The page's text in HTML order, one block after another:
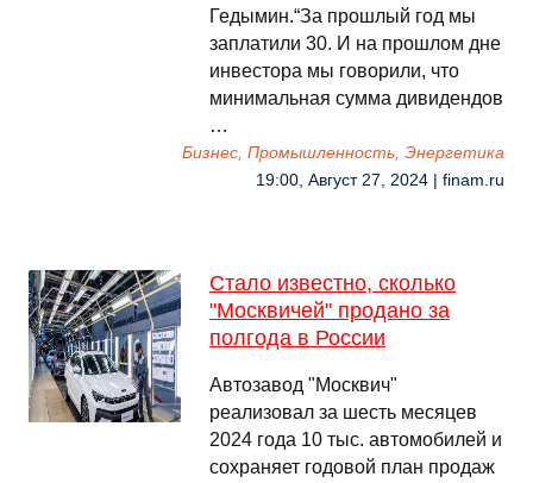
Гедымин.“За прошлый год мы
заплатили 30. И на прошлом дне
инвестора мы говорили, что
минимальная сумма дивидендов
…
Бизнес, Промышленность, Энергетика
19:00, Август 27, 2024 | finam.ru
Стало известно, сколько
"Москвичей" продано за
полгода в России
Автозавод "Москвич"
реализовал за шесть месяцев
2024 года 10 тыс. автомобилей и
сохраняет годовой план продаж